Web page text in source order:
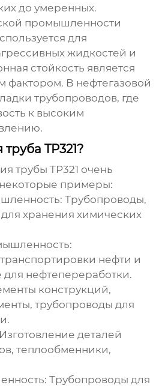
до умеренных.
промышленности
для
жидкостей и
стойкость является
фактором. В нефтегазовой
трубопроводов, где
к высоким
TP321?
трубы TP321 очень
примеры:
Трубопроводы,
хранения химических
нефти и
для нефтепереработки.
конструкций,
трубопроводы для
Изготовление деталей
теплообменники,
Трубопроводы для